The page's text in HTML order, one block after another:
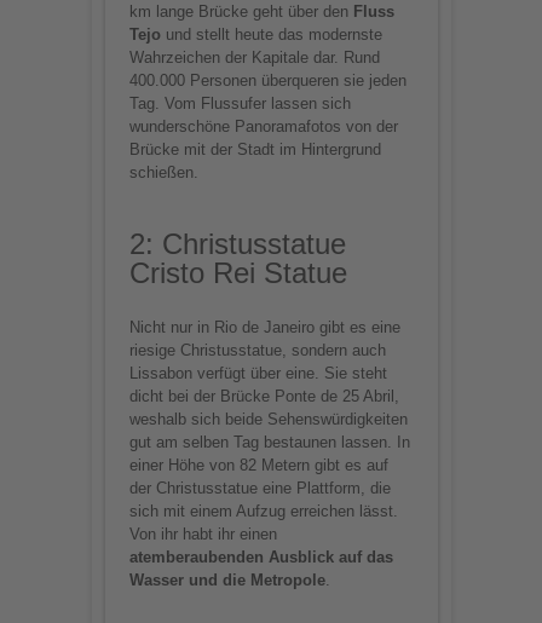
km lange Brücke geht über den Fluss
Tejound stellt heute das modernste
Wahrzeichen der Kapitale dar. Rund
400.000 Personen überqueren sie jeden
Tag. Vom Flussufer lassen sich
wunderschöne Panoramafotos von der
Brücke mit der Stadt im Hintergrund
schießen.
2: Christusstatue
Cristo Rei Statue
Nicht nur in Rio de Janeiro gibt es eine
riesige Christusstatue, sondern auch
Lissabon verfügt über eine. Sie steht
dicht bei der Brücke Ponte de 25 Abril,
weshalb sich beide Sehenswürdigkeiten
gut am selben Tag bestaunen lassen. In
einer Höhe von 82 Metern gibt es auf
der Christusstatue eine Plattform, die
sich mit einem Aufzug erreichen lässt.
Von ihr habt ihr einen
atemberaubenden Ausblick auf das
Wasser und die Metropole.